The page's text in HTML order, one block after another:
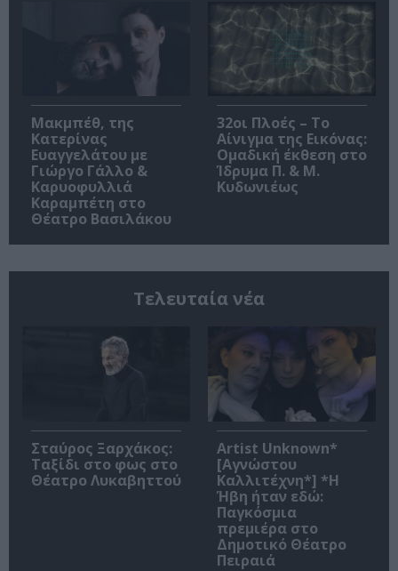
Μακμπέθ, της
Κατερίνας
Ευαγγελάτου με
Γιώργο Γάλλο &
Καρυοφυλλιά
Καραμπέτη στο
Θέατρο Βασιλάκου
32οι Πλοές – Το
Αίνιγμα της Εικόνας:
Ομαδική έκθεση στο
Ίδρυμα Π. & Μ.
Κυδωνιέως
Τελευταία νέα
Σταύρος Ξαρχάκος:
Ταξίδι στο φως στο
Θέατρο Λυκαβηττού
Artist Unknown*
[Αγνώστου
Καλλιτέχνη*] *Η
Ήβη ήταν εδώ:
Παγκόσμια
πρεμιέρα στο
Δημοτικό Θέατρο
Πειραιά